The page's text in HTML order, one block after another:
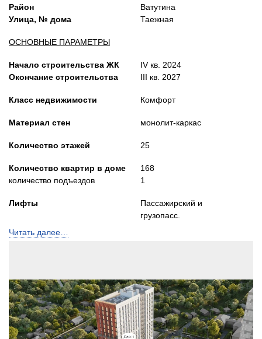
Район
Улица, № дома
ОСНОВНЫЕ ПАРАМЕТРЫ
Начало строительства ЖК
Окончание строительства
Класс недвижимости
Материал стен
Количество этажей
Количество квартир в доме
количество подъездов
Лифты
Высота потолков, м
Ватутина
Таежная
IV кв. 2024
III кв. 2027
Комфорт
монолит-каркас
25
168
1
Пассажирский и
грузопасс.
Застройщик
Телефон консультанта
ООО СЗ ТОЛК
Читать далее…